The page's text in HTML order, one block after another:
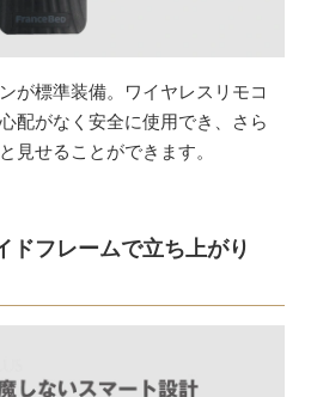
が標準装備。ワイヤレスリモコ
配がなく安全に使用でき、さら
見せることができます。
ドフレームで立ち上がり